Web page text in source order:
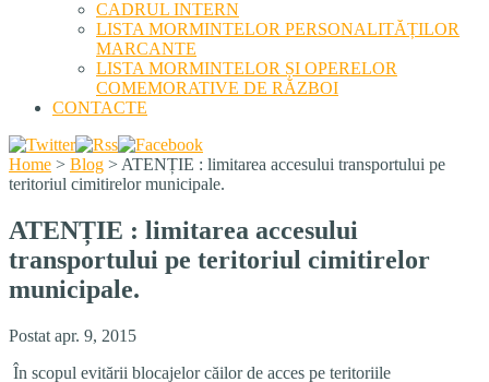
CADRUL INTERN
LISTA MORMINTELOR PERSONALITĂȚILOR
MARCANTE
LISTA MORMINTELOR ȘI OPERELOR
COMEMORATIVE DE RĂZBOI
CONTACTE
Home > Blog > ATENȚIE : limitarea accesului transportului pe
teritoriul cimitirelor municipale.
ATENȚIE : limitarea accesului
transportului pe teritoriul cimitirelor
municipale.
Postat apr. 9, 2015
În scopul evitării blocajelor căilor de acces pe teritoriile